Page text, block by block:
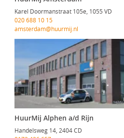
Karel Doormanstraat 105e, 1055 VD
020 688 10 15
amsterdam@huurmij.nl
HuurMij Alphen a/d Rijn
Handelsweg 14, 2404 CD